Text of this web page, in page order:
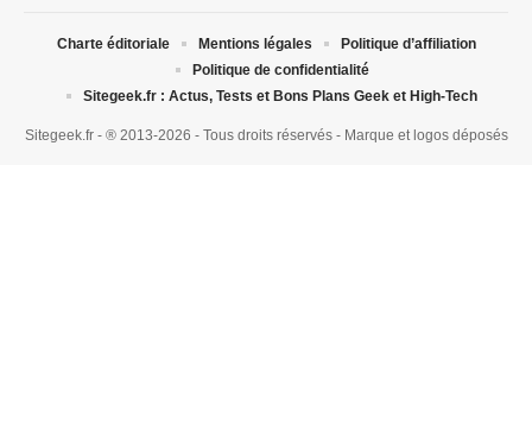
Sitegeek.fr - ® 2013-2026 - Tous droits réservés - Marque et logos déposés
Charte éditoriale Mentions légales
Politique d’affiliation
Politique de confidentialité
Sitegeek.fr : Actus, Tests et Bons Plans Geek et High-Tech